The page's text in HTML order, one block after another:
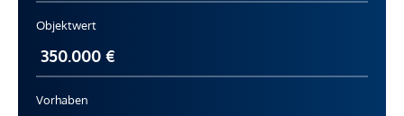
Objektwert
Vorhaben